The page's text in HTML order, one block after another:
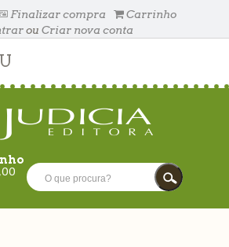
Finalizar compra
Carrinho
ou Criar nova conta